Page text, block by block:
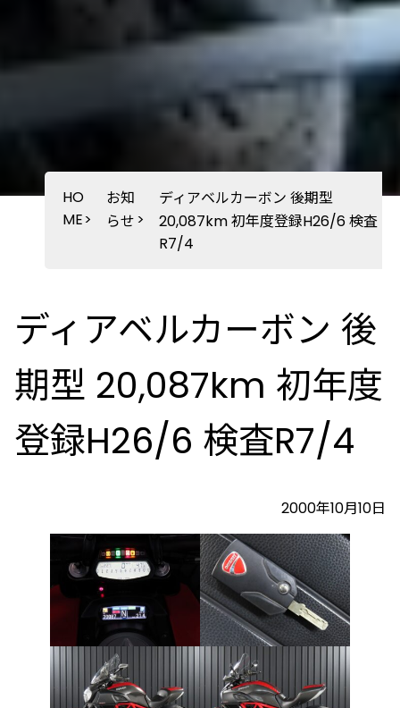
HO
ME>
お知
らせ>
ディアベルカーボン 後期型
20,087km 初年度登録H26/6 検査
R7/4
ディアベルカーボン 後
期型 20,087km 初年度
登録H26/6 検査R7/4
2000年10月10日